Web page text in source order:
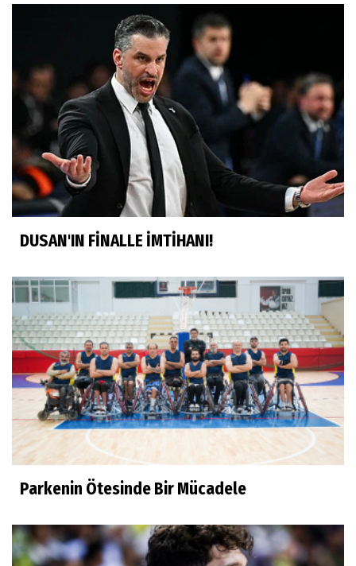
DUSAN'IN FİNALLE İMTİHANI!
Parkenin Ötesinde Bir Mücadele